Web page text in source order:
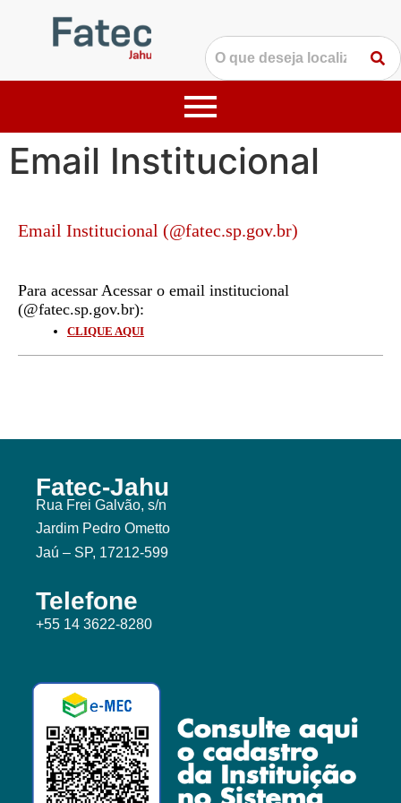
Email Institucional
Email Institucional (@fatec.sp.gov.br)
Para acessar Acessar o email institucional
(@fatec.sp.gov.br):
CLIQUE AQUI
Fatec-Jahu
Rua Frei Galvão, s/n
Jardim Pedro Ometto
Jaú – SP, 17212-599
Telefone
+55 14 3622-8280